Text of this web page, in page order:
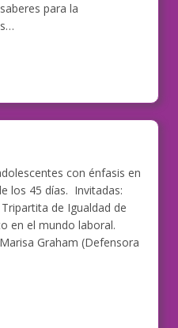
para la
con énfasis en
los 45 días. Invitadas:
de Igualdad de
en el mundo laboral.
Graham (Defensora